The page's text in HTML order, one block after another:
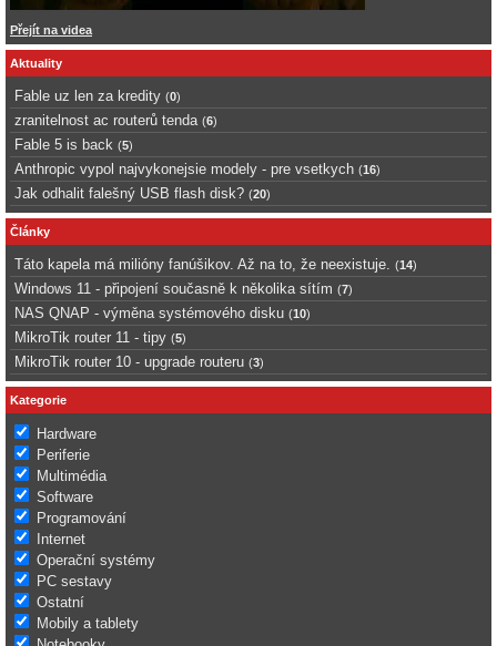
Přejít na videa
Aktuality
Fable uz len za kredity (0)
zranitelnost ac routerů tenda (6)
Fable 5 is back (5)
Anthropic vypol najvykonejsie modely - pre vsetkych (16)
Jak odhalit falešný USB flash disk? (20)
Články
Táto kapela má milióny fanúšikov. Až na to, že neexistuje. (14)
Windows 11 - připojení současně k několika sítím (7)
NAS QNAP - výměna systémového disku (10)
MikroTik router 11 - tipy (5)
MikroTik router 10 - upgrade routeru (3)
Kategorie
Hardware
Periferie
Multimédia
Software
Programování
Internet
Operační systémy
PC sestavy
Ostatní
Mobily a tablety